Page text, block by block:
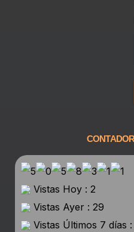
Vistas Hoy : 2
Vistas Ayer : 29
Vistas Últimos 7 días :